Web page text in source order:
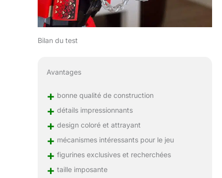
Bilan du test
Avantages
+ bonne qualité de construction
+ détails impressionnants
+ design coloré et attrayant
+ mécanismes intéressants pour le jeu
+ figurines exclusives et recherchées
+ taille imposante